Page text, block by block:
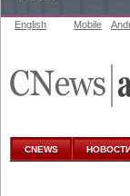
аналитике
English Mobile
CNEWS